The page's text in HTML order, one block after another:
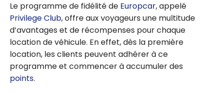
Le programme de fidélité de Europcar, appelé
Privilege Club, offre aux voyageurs une multitude
d’avantages et de récompenses pour chaque
location de véhicule. En effet, dès la première
location, les clients peuvent adhérer à ce
programme et commencer à accumuler des
points.